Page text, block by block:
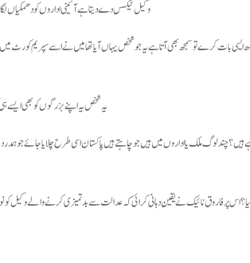
وکیل ٹیکس دے دیتا ہے آئینی اداروں کو دھمکیاں
ایسی بات کرے تو سمجھ بھی آتا ہے یہ جو شخص یہاں آیا تھا میں نے اسے سپریم کورٹ
یہ شخص یہ اپنے بزرگوں کو بھی ایسے
چند لوگ ملک یا اداروں میں ہیں جو چاہتے ہیں پاکستان اسی طرح چلایا جائے جو
پر فاروق نائیک نے یقین دہانی کرائی کہ عدالت سے بدتمیزی کرنے والے وکیل کو